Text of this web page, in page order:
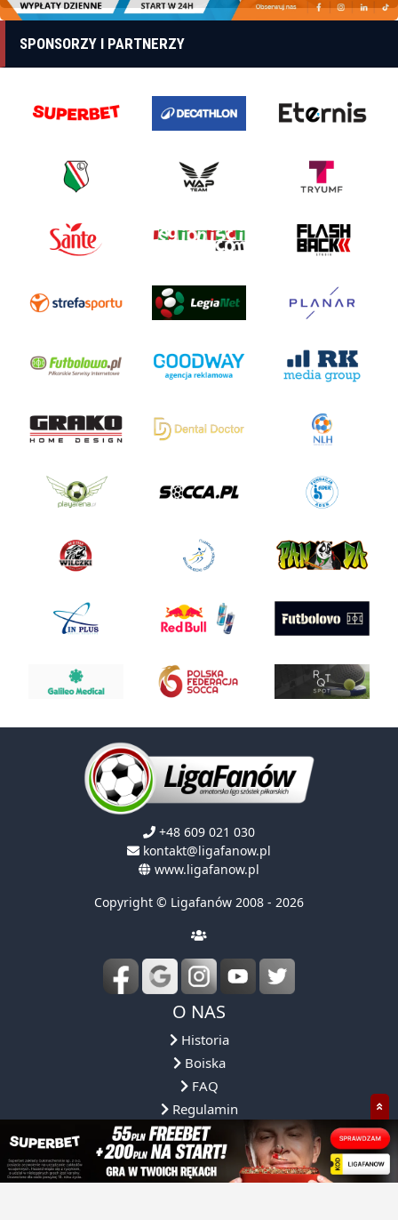
SPONSORZY I PARTNERZY
+48 609 021 030
kontakt@ligafanow.pl
www.ligafanow.pl
Copyright © Ligafanów 2008 - 2026
O NAS
Historia
Boiska
FAQ
Regulamin
Obsługa ligi
Reprezentacja
Partnerzy